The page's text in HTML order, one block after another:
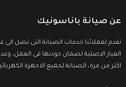
عن صيانة باناسونيك
نقدم لعملائنا خدمات الصيانة التى تصل
الغيار الاصلية لضمان جودتها فى العمل،
اكثر من مرة، الصيانة لجميع الاجهزة